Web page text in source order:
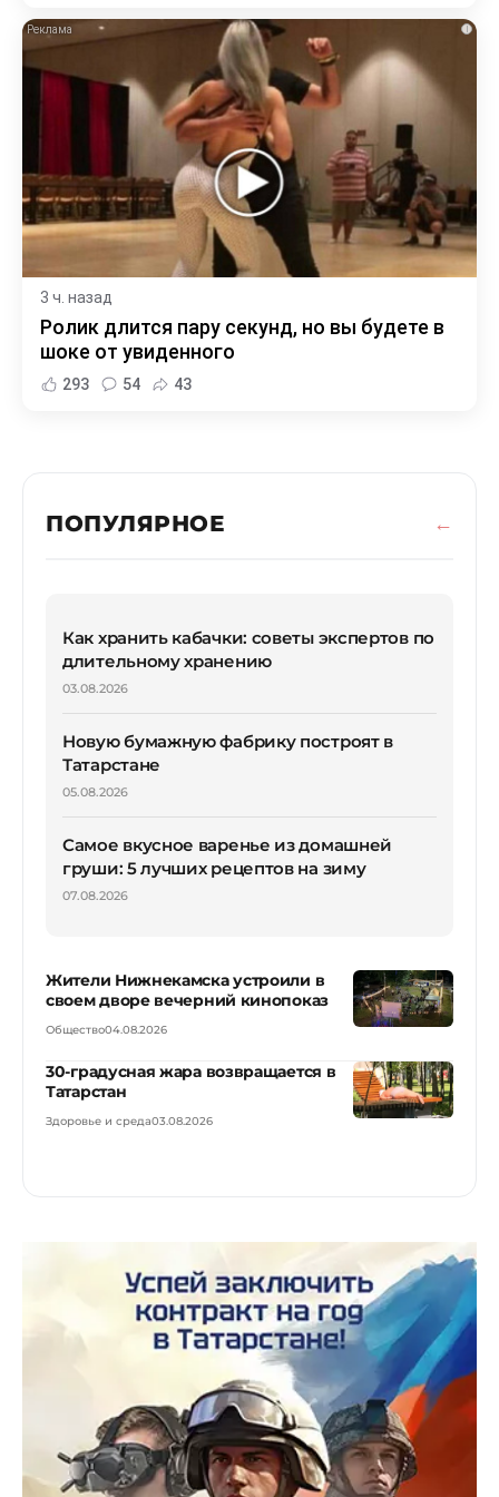
i
3 ч. назад
Ролик длится пару секунд, но вы будете в
шоке от увиденного
293 54 43
ПОПУЛЯРНОЕ
Как хранить кабачки: советы экспертов по
длительному хранению
03.08.2026
Новую бумажную фабрику построят в
Татарстане
05.08.2026
Самое вкусное варенье из домашней
груши: 5 лучших рецептов на зиму
07.08.2026
Жители Нижнекамска устроили в
своем дворе вечерний кинопоказ
Общество04.08.2026
30-градусная жара возвращается в
Татарстан
Здоровье и среда03.08.2026